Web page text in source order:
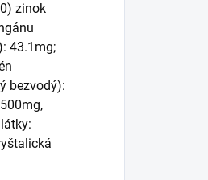
zinok
43.1mg;
bezvodý):